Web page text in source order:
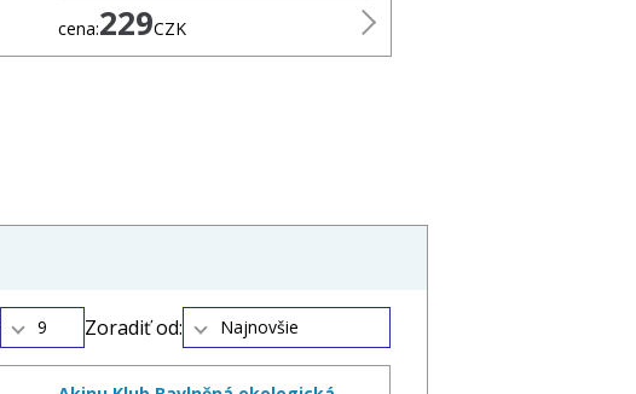
cena:229CZK
9 Zoradiť od: Najnovšie